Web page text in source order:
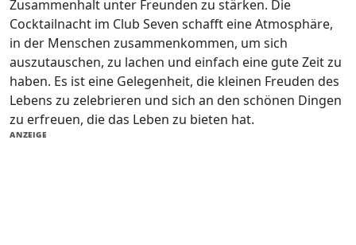
Zusammenhalt unter Freunden zu stärken. Die
Cocktailnacht im Club Seven schafft eine Atmosphäre,
in der Menschen zusammenkommen, um sich
auszutauschen, zu lachen und einfach eine gute Zeit zu
haben. Es ist eine Gelegenheit, die kleinen Freuden des
Lebens zu zelebrieren und sich an den schönen Dingen
zu erfreuen, die das Leben zu bieten hat.
ANZEIGE